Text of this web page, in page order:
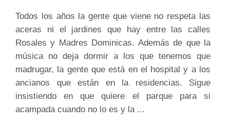
Todos los años la gente que viene no respeta las
aceras ni el jardines que hay entre las calles
Rosales y Madres Dominicas. Además de que la
música no deja dormir a los que tenemos que
madrugar, la gente que está en el hospital y a los
ancianos que están en la residencias. Sigue
insistiendo en que quiere el parque para si
acampada cuando no lo es y la ...